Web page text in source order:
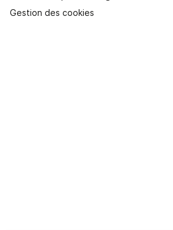
Gestion des cookies